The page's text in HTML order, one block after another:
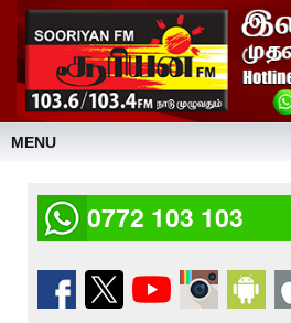
MENU
0772 103 103